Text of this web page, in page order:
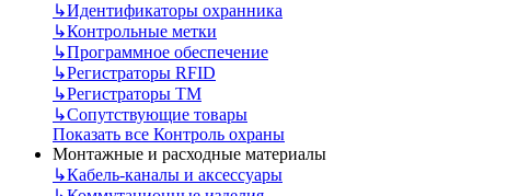
↳Идентификаторы охранника
↳Контрольные метки
↳Программное обеспечение
↳Регистраторы RFID
↳Регистраторы ТМ
↳Сопутствующие товары
Показать все Контроль охраны
Монтажные и расходные материалы
↳Кабель-каналы и аксессуары